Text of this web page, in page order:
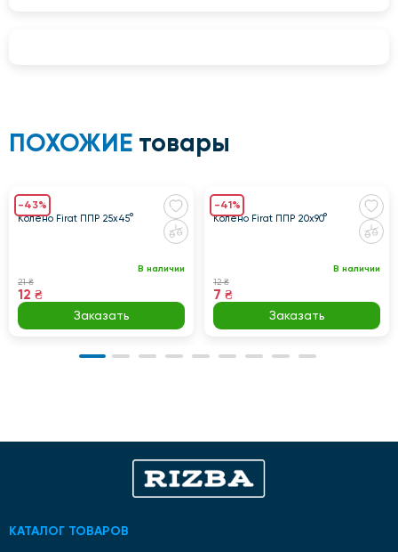
ПОХОЖИЕ товары
-43%
Колено Firat ППР 25х45°
В наличии
21 ₴
12 ₴
Заказать
-41%
Колено Firat ППР 20х90°
В наличии
12 ₴
7 ₴
Заказать
КАТАЛОГ ТОВАРОВ